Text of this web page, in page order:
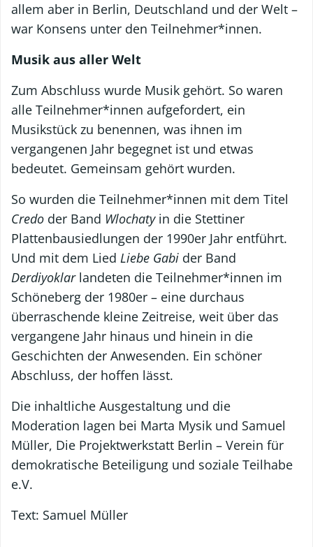
allem aber in Berlin, Deutschland und der Welt –
war Konsens unter den Teilnehmer*innen.
Musik aus aller Welt
Zum Abschluss wurde Musik gehört. So waren
alle Teilnehmer*innen aufgefordert, ein
Musikstück zu benennen, was ihnen im
vergangenen Jahr begegnet ist und etwas
bedeutet. Gemeinsam gehört wurden.
So wurden die Teilnehmer*innen mit dem Titel
Credo der Band Wlochatyin die Stettiner
Plattenbausiedlungen der 1990er Jahr entführt.
Und mit dem Lied Liebe Gabi der Band
Derdiyoklar landeten die Teilnehmer*innen im
Schöneberg der 1980er – eine durchaus
überraschende kleine Zeitreise, weit über das
vergangene Jahr hinaus und hinein in die
Geschichten der Anwesenden. Ein schöner
Abschluss, der hoffen lässt.
Die inhaltliche Ausgestaltung und die
Moderation lagen bei Marta Mysik und Samuel
Müller, Die Projektwerkstatt Berlin – Verein für
demokratische Beteiligung und soziale Teilhabe
e.V.
Text: Samuel Müller